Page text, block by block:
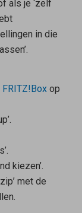
als je ‘zelf
in die
op
kiezen’.
met de